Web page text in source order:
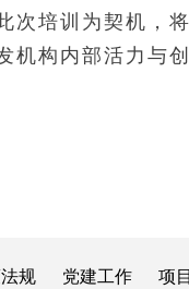
次培训为契机，
机构内部活力与
规 党建工作 项